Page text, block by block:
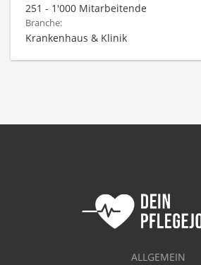
251 - 1'000 Mitarbeitende
Branche:
Krankenhaus & Klinik
ALLGEMEIN